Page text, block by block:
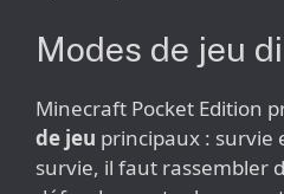
Modes de jeu
Minecraft Pocket Edition
de jeu principaux : survie
survie, il faut rassembler